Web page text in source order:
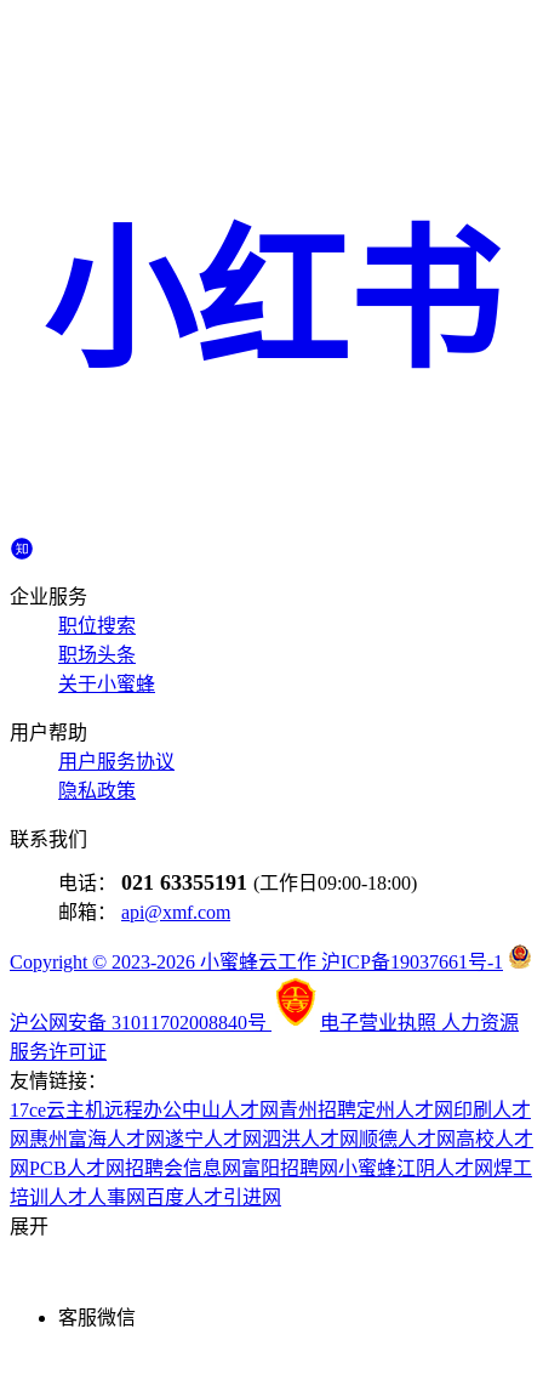
小红书
企业服务
职位搜索
职场头条
关于小蜜蜂
用户帮助
用户服务协议
隐私政策
联系我们
电话： 021 63355191 (工作日09:00-18:00)
邮箱： api@xmf.com
Copyright © 2023-2026 小蜜蜂云工作 沪ICP备19037661号-1
沪公网安备 31011702008840号 电子营业执照 人力资源
服务许可证
友情链接：
17ce云主机远程办公中山人才网 青州招聘定州人才网 印刷人才
网 惠州富海人才网遂宁人才网泗洪人才网 顺德人才网 高校人才
网PCB人才网招聘会信息网 富阳招聘网小蜜蜂江阴人才网焊工
培训 人才人事网 百度人才引进网
展开
客服微信